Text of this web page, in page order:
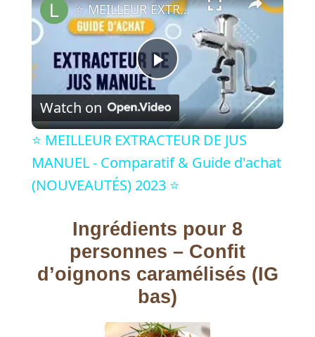
P
l
a
V
i
⭐️ MEILLEUR EXTRACTEUR DE JUS MANUEL - Comparatif & Guide d'achat (NOUVEAUTÉS) 2023 ⭐️
Watch on
⭐️ MEILLEUR EXTRACTEUR DE JUS
MANUEL - Comparatif & Guide d'achat
(NOUVEAUTÉS) 2023 ⭐️
Ingrédients pour 8
personnes – Confit
d’oignons caramélisés (IG
bas)